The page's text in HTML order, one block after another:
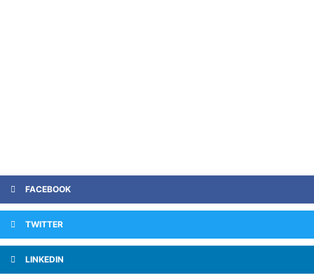
FACEBOOK
TWITTER
LINKEDIN